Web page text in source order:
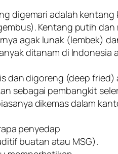
digemari adalah
Kentang putih dan
agak lunak (lembek)
ditanam di Indonesia
dan digoreng (deep
sebagai pembangkit
dikemas dalam
penyedap
buatan atau MSG).